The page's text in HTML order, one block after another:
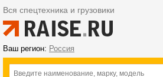
Вся спецтехника и грузовики
Ваш регион: Россия